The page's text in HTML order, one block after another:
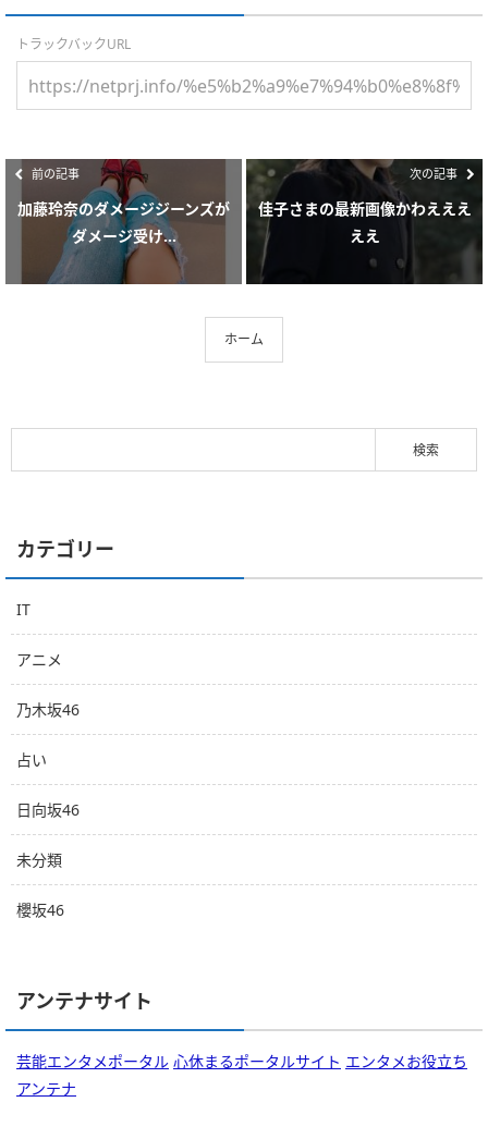
トラックバックURL
前の記事
加藤玲奈のダメージジーンズが
ダメージ受け...
次の記事
佳子さまの最新画像かわえええ
ええ
ホーム
カテゴリー
IT
アニメ
乃木坂46
占い
日向坂46
未分類
櫻坂46
アンテナサイト
芸能エンタメポータル 心休まるポータルサイト エンタメお役立ち
アンテナ